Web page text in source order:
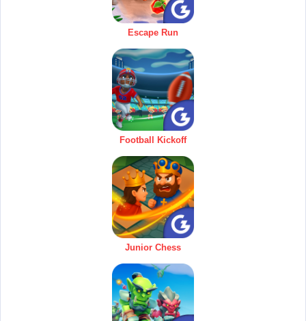
Escape Run
Football Kickoff
Junior Chess